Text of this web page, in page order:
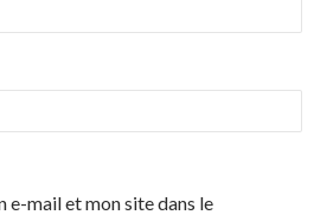
e-mail et mon site dans le